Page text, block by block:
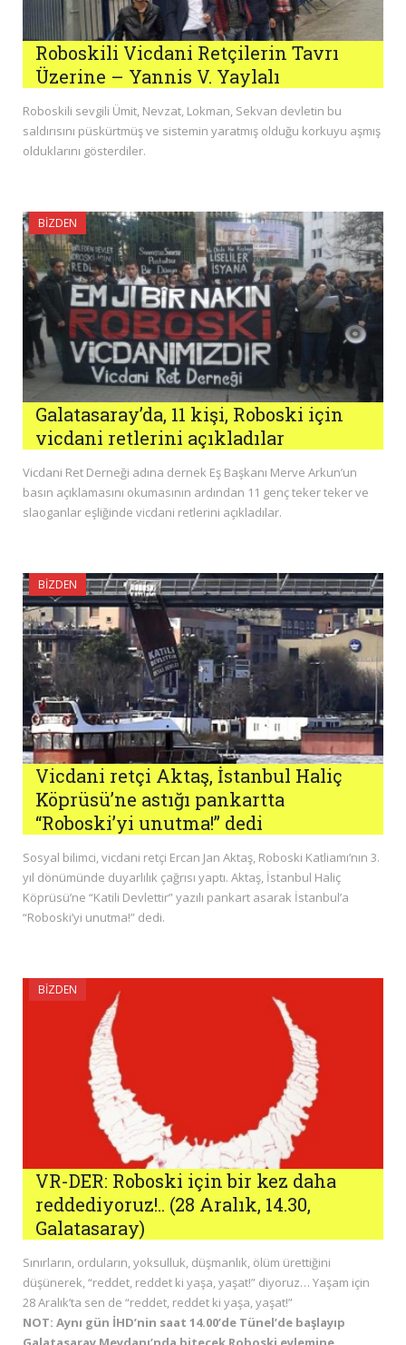
Roboskili Vicdani Retçilerin Tavrı
Üzerine – Yannis V. Yaylalı
Roboskili sevgili Ümit, Nevzat, Lokman, Sekvan devletin bu
saldırısını püskürtmüş ve sistemin yaratmış olduğu korkuyu aşmış
olduklarını gösterdiler.
BIZDEN
Galatasaray’da, 11 kişi, Roboski için
vicdani retlerini açıkladılar
Vicdani Ret Derneği adına dernek Eş Başkanı Merve Arkun’un
basın açıklamasını okumasının ardından 11 genç teker teker ve
slaoganlar eşliğinde vicdani retlerini açıkladılar.
BIZDEN
Vicdani retçi Aktaş, İstanbul Haliç
Köprüsü’ne astığı pankartta
“Roboski’yi unutma!” dedi
Sosyal bilimci, vicdani retçi Ercan Jan Aktaş, Roboski Katliamı’nın 3.
yıl dönümünde duyarlılık çağrısı yaptı. Aktaş, İstanbul Haliç
Köprüsü’ne “Katili Devlettir” yazılı pankart asarak İstanbul’a
“Roboski’yi unutma!” dedi.
BIZDEN
VR-DER: Roboski için bir kez daha
reddediyoruz!.. (28 Aralık, 14.30,
Galatasaray)
Sınırların, orduların, yoksulluk, düşmanlık, ölüm ürettiğini
düşünerek, “reddet, reddet ki yaşa, yaşat!” diyoruz… Yaşam için
28 Aralık’ta sen de “reddet, reddet ki yaşa, yaşat!”
NOT: Aynı gün İHD’nin saat 14.00’de Tünel’de başlayıp